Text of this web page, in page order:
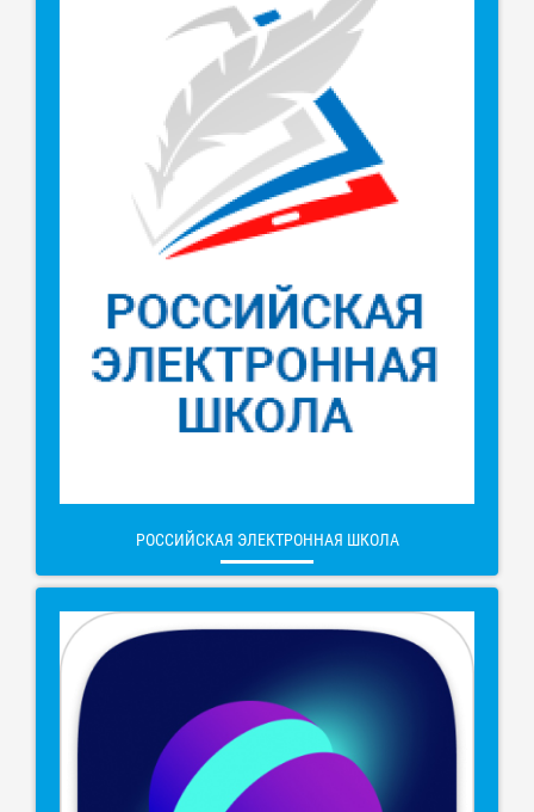
РОССИЙСКАЯ ЭЛЕКТРОННАЯ ШКОЛА